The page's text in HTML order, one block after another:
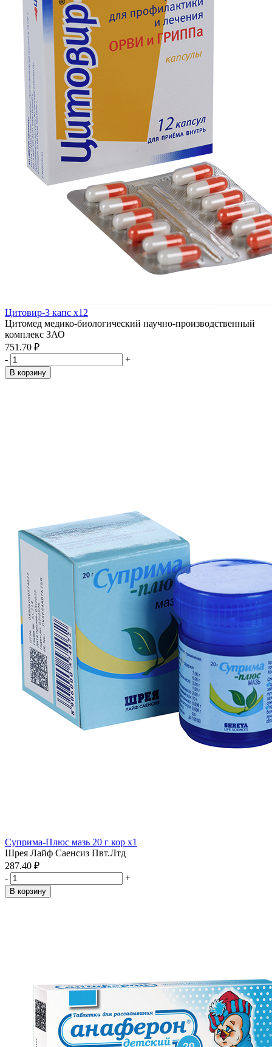
Цитовир-3 капс x12
Цитомед медико-биологический научно-производственный
комплекс ЗАО
751.70 ₽
-
+
В корзину
Суприма-Плюс мазь 20 г кор x1
Шрея Лайф Саенсиз Пвт.Лтд
287.40 ₽
-
+
В корзину